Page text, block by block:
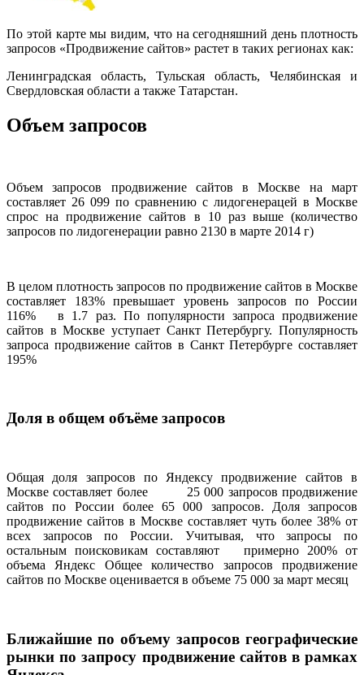
По этой карте мы видим, что на сегодняшний день плотность
запросов «Продвижение сайтов» растет в таких регионах как:
Ленинградская область, Тульская область, Челябинская и
Свердловская области а также Татарстан.
Объем запросов
Объем запросов продвижение сайтов в Москве на март
составляет 26 099 по сравнению с лидогенерацей в Москве
спрос на продвижение сайтов в 10 раз выше (количество
запросов по лидогенерации равно 2130 в марте 2014 г)
В целом плотность запросов по продвижение сайтов в Москве
составляет 183% превышает уровень запросов по России
116% в 1.7 раз. По популярности запроса продвижение
сайтов в Москве уступает Санкт Петербургу. Популярность
запроса продвижение сайтов в Санкт Петербурге составляет
195%
Доля в общем объёме запросов
Общая доля запросов по Яндексу продвижение сайтов в
Москве составляет более 25 000 запросов продвижение
сайтов по России более 65 000 запросов. Доля запросов
продвижение сайтов в Москве составляет чуть более 38% от
всех запросов по России. Учитывая, что запросы по
остальным поисковикам составляют примерно 200% от
объема Яндекс Общее количество запросов продвижение
сайтов по Москве оценивается в объеме 75 000 за март месяц
Ближайшие по объему запросов географические
рынки по запросу продвижение сайтов в рамках